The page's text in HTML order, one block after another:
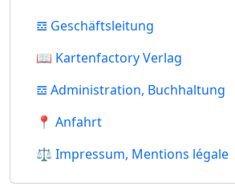
𝌕 Geschäftsleitung
📖 Kartenfactory Verlag
𝌕 Administration, Buchhaltung
📍 Anfahrt
⚖ Impressum, Mentions légale